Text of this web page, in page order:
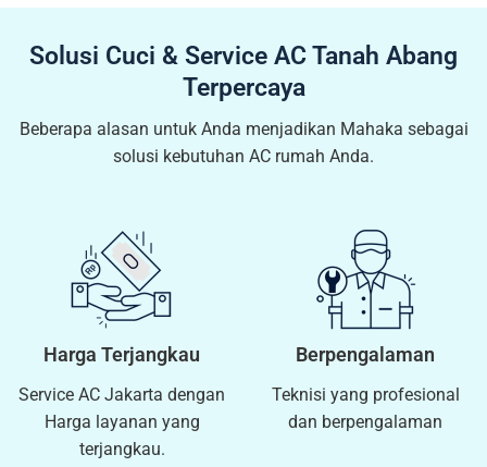
Solusi Cuci & Service AC Tanah Abang
Terpercaya
Beberapa alasan untuk Anda menjadikan Mahaka sebagai
solusi kebutuhan AC rumah Anda.
Harga Terjangkau
Service AC Jakarta dengan
Harga layanan yang
terjangkau.
Berpengalaman
Teknisi yang profesional
dan berpengalaman